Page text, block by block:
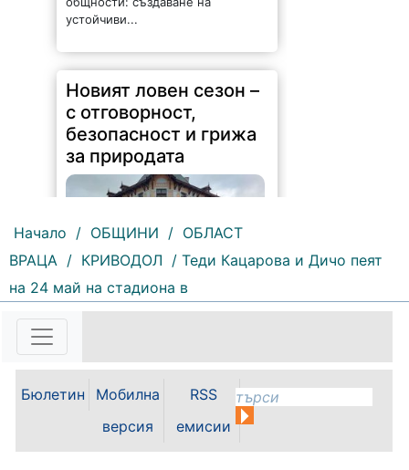
Новият ловен сезон –
с отговорност,
безопасност и грижа
за природата
Обръщение и поздрав на
директора на Северозападно
Враца инж. Димитър Ганчев по
случай откриването на ловния
служители на ловните и
Начало / ОБЩИНИ / ОБЛАСТ
ВРАЦА / КРИВОДОЛ / Теди Кацарова и Дичо пеят
на 24 май на стадиона в
Бюлетин
Мобилна
версия
RSS
емисии